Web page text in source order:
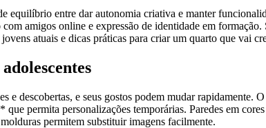
equilíbrio entre dar autonomia criativa e manter
amigos online e expressão de identidade em
atuais e dicas práticas para criar um quarto que vai
e descobertas, e seus gostos podem mudar
permita personalizações temporárias. Paredes em
permitem substituir imagens facilmente.